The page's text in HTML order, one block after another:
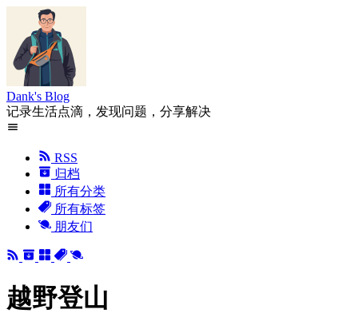
Dank's Blog
记录生活点滴，发现问题，分享解决
RSS
归档
所有分类
所有标签
朋友们
越野登山